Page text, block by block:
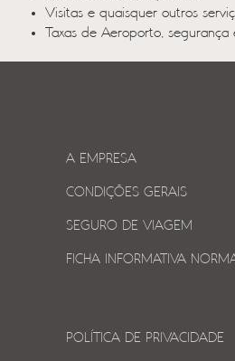
Visitas e quaisquer outros
Taxas de Aeroporto, segurança
A EMPRESA
CONDIÇÕES GERAIS
SEGURO DE VIAGEM
FICHA INFORMATIVA
POLÍTICA DE PRIVACIDADE